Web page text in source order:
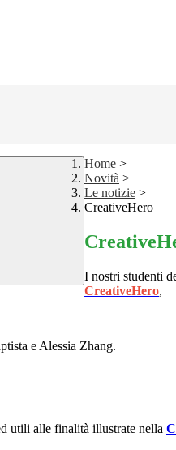
Home >
Novità >
Le notizie >
CreativeHero
I nostri studenti
CreativeHero,
e Alessia Zhang.
utili alle finalità illustrate nella